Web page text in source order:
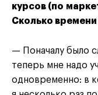
курсов (по
Сколько
— Поначалу было
теперь мне надо
одновременно: в